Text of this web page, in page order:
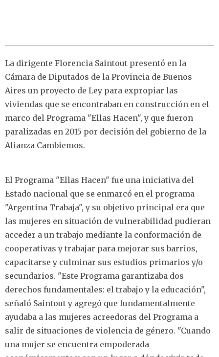
La dirigente Florencia Saintout presentó en la
Cámara de Diputados de la Provincia de Buenos
Aires un proyecto de Ley para expropiar las
viviendas que se encontraban en construcción en el
marco del Programa "Ellas Hacen", y que fueron
paralizadas en 2015 por decisión del gobierno de la
Alianza Cambiemos.
El Programa "Ellas Hacen" fue una iniciativa del
Estado nacional que se enmarcó en el programa
"Argentina Trabaja", y su objetivo principal era que
las mujeres en situación de vulnerabilidad pudieran
acceder a un trabajo mediante la conformación de
cooperativas y trabajar para mejorar sus barrios,
capacitarse y culminar sus estudios primarios y/o
secundarios. "Este Programa garantizaba dos
derechos fundamentales: el trabajo y la educación",
señaló Saintout y agregó que fundamentalmente
ayudaba a las mujeres acreedoras del Programa a
salir de situaciones de violencia de género. "Cuando
una mujer se encuentra empoderada